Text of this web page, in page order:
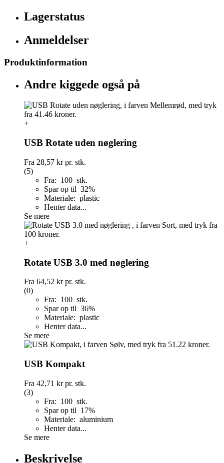
Lagerstatus
Anmeldelser
Produktinformation
Andre kiggede også på
+
USB Rotate uden nøglering
Fra 28,57 krpr. stk.
(5)
Fra: 100 stk.
Spar op til 32%
Materiale: plastic
Henter data...
Se mere
+
Rotate USB 3.0 med nøglering
Fra 64,52 krpr. stk.
(0)
Fra: 100 stk.
Spar op til 36%
Materiale: plastic
Henter data...
Se mere
USB Kompakt
Fra 42,71 krpr. stk.
(3)
Fra: 100 stk.
Spar op til 17%
Materiale: aluminium
Henter data...
Se mere
Beskrivelse